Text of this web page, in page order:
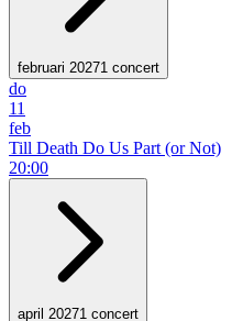
februari 20271 concert
do
11
feb
Till Death Do Us Part (or Not)
20:00
april 20271 concert